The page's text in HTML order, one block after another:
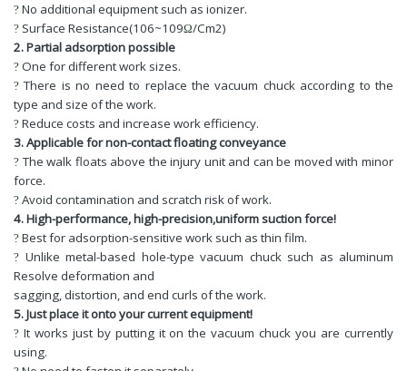
? No additional equipment such as ionizer.
? Surface Resistance(106~109Ω/Cm2)
2. Partial adsorption possible
? One for different work sizes.
? There is no need to replace the vacuum chuck according to the
type and size of the work.
? Reduce costs and increase work efficiency.
3. Applicable for non-contact floating conveyance
? The walk floats above the injury unit and can be moved with minor
force.
? Avoid contamination and scratch risk of work.
4. High-performance, high-precision,uniform suction force!
? Best for adsorption-sensitive work such as thin film.
? Unlike metal-based hole-type vacuum chuck such as aluminum
Resolve deformation and
sagging, distortion, and end curls of the work.
5. Just place it onto your current equipment!
? It works just by putting it on the vacuum chuck you are currently
using.